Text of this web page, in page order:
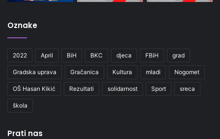
Oznake
2022 April BiH BKC djeca FBiH grad
Gradska uprava Gračanica Kultura mladi Nogomet
OŠ Hasan Kikić Rezultati solidarnost Sport sreca
škola
Prati nas